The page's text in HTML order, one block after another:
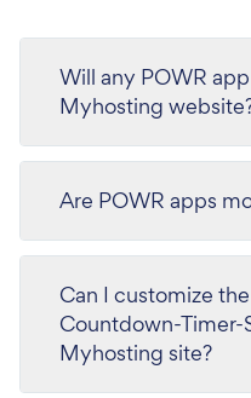
Will any POWR
Myhosting
Are POWR apps
Can I customize
Countdown-Timer-
Myhosting site?